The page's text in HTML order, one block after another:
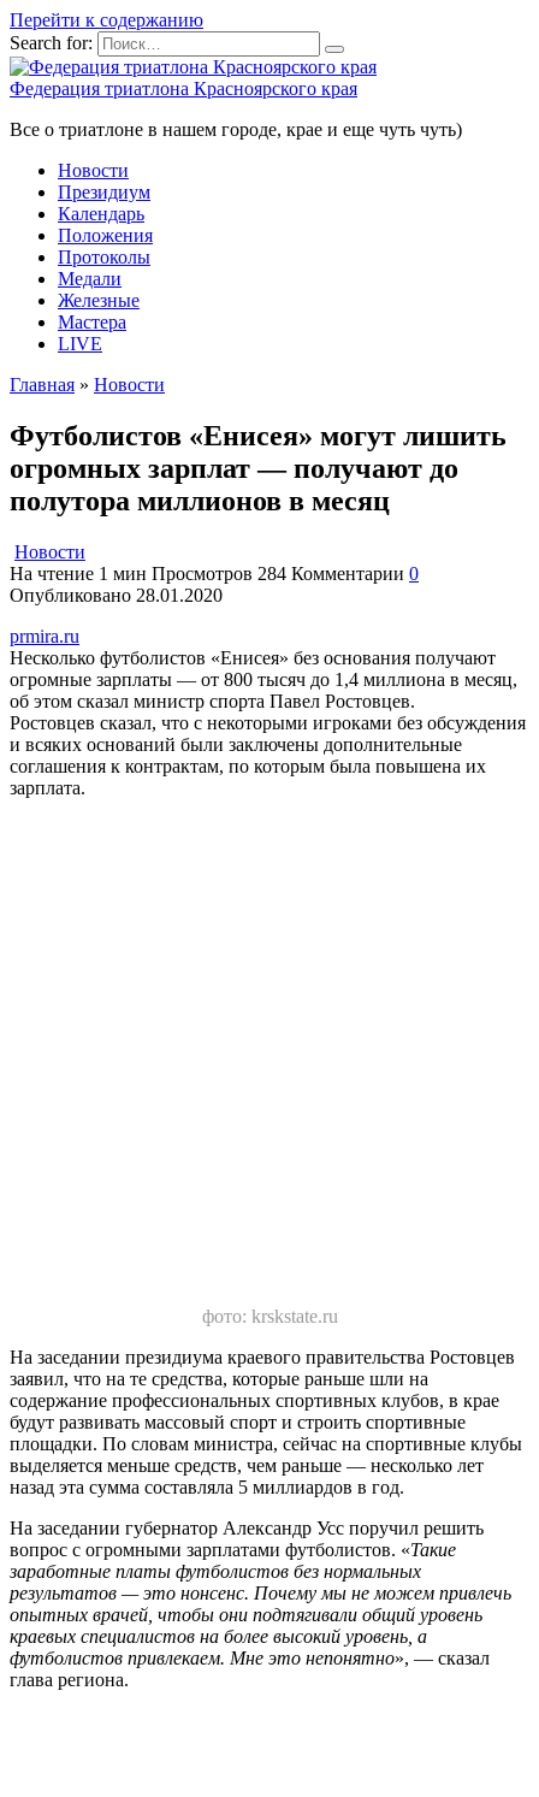
Перейти к содержанию
Search for:
Федерация триатлона Красноярского края
Все о триатлоне в нашем городе, крае и еще чуть чуть)
Новости
Президиум
Календарь
Положения
Протоколы
Медали
Железные
Мастера
LIVE
Главная » Новости
Футболистов «Енисея» могут лишить
огромных зарплат — получают до
полутора миллионов в месяц
Новости
На чтение 1 мин Просмотров 284 Комментарии 0
Опубликовано 28.01.2020
prmira.ru
Несколько футболистов «Енисея» без основания получают
огромные зарплаты — от 800 тысяч до 1,4 миллиона в месяц,
об этом сказал министр спорта Павел Ростовцев.
Ростовцев сказал, что с некоторыми игроками без обсуждения
и всяких оснований были заключены дополнительные
соглашения к контрактам, по которым была повышена их
зарплата.
фото: krskstate.ru
На заседании президиума краевого правительства Ростовцев
заявил, что на те средства, которые раньше шли на
содержание профессиональных спортивных клубов, в крае
будут развивать массовый спорт и строить спортивные
площадки. По словам министра, сейчас на спортивные клубы
выделяется меньше средств, чем раньше — несколько лет
назад эта сумма составляла 5 миллиардов в год.
На заседании губернатор Александр Усс поручил решить
вопрос с огромными зарплатами футболистов. «Такие
заработные платы футболистов без нормальных
результатов — это нонсенс. Почему мы не можем привлечь
опытных врачей, чтобы они подтягивали общий уровень
краевых специалистов на более высокий уровень, а
футболистов привлекаем. Мне это непонятно», — сказал
глава региона.